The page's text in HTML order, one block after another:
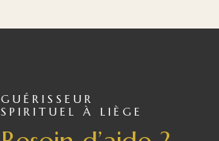
GUÉRISSEUR
SPIRITUEL À LIÈGE